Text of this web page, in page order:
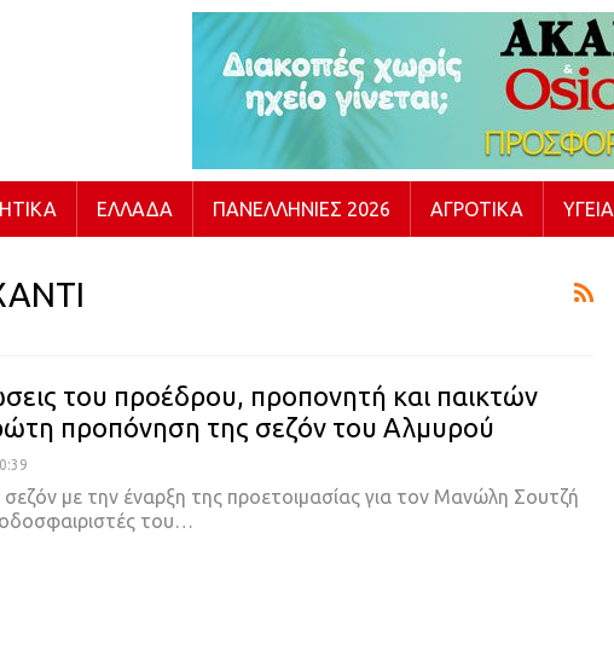
ΕΛΛΆΔΑ ΠΑΝΕΛΛΉΝΙΕΣ 2026 ΑΓΡΟΤΙΚΆ ΥΓΕΊΑ
του προέδρου, προπονητή και παικτών
προπόνηση της σεζόν του Αλμυρού
σεζόν με την έναρξη της προετοιμασίας για τον Μανώλη Σουτζή
του…